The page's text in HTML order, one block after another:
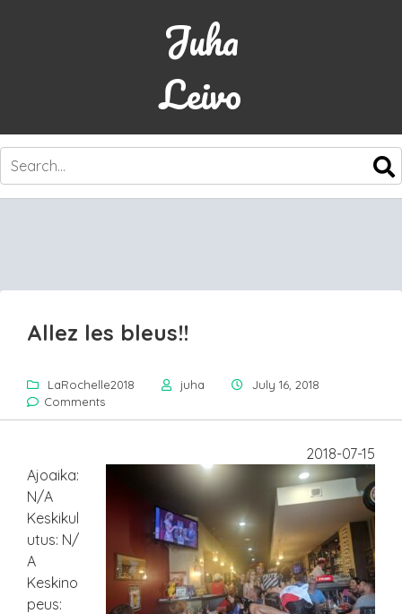
Juha
Leivo
SKIP
CONTENT
Allez les bleus!!
LaRochelle2018 juha
July 16, 2018
Comments
2018-07-15
Ajoaika:
N/A
Keskikul
utus: N/
A
Keskino
peus: